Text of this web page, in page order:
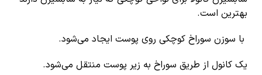
بهترین است.
با سوزن سوراخ کوچکی روی پوست ایجاد می‌شود.
یک کانول از طریق سوراخ به زیر پوست منتقل می‌شود.